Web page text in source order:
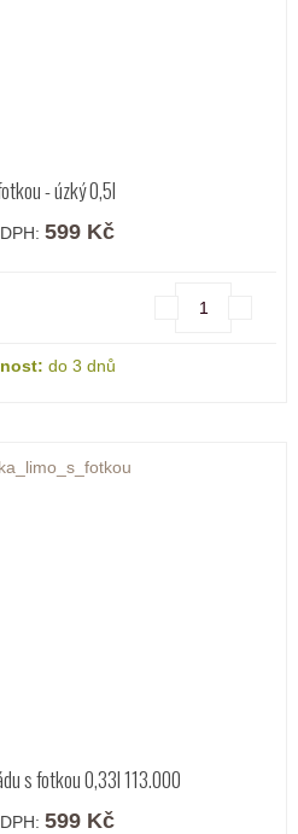
- úzký 0,5l
599 Kč
do 3 dnů
s fotkou 0,33l 113.000
599 Kč